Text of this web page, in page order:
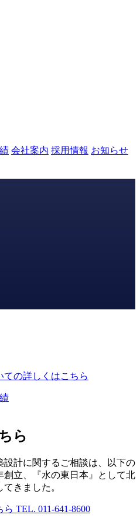
会社案内 採用情報 お知らせ
ての詳しくはこちら
ら
設計に関するご相談は、以下の
創立、『水の東日本』として北
きました。
ら TEL. 011-641-8600